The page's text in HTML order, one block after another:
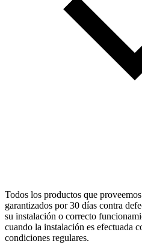
Todos los productos que
garantizados por 30 días contra
su instalación o correcto
cuando la instalación es efectuada
condiciones regulares.